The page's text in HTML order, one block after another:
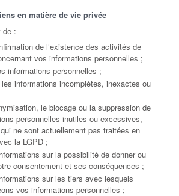
en matière de vie privée
de :
de l’existence des activités de
vos informations personnelles ;
informations personnelles ;
informations incomplètes, inexactes ou
le blocage ou la suppression de
personnelles inutiles ou excessives,
ne sont actuellement pas traitées en
la LGPD ;
sur la possibilité de donner ou
consentement et ses conséquences ;
sur les tiers avec lesquels
vos informations personnelles ;